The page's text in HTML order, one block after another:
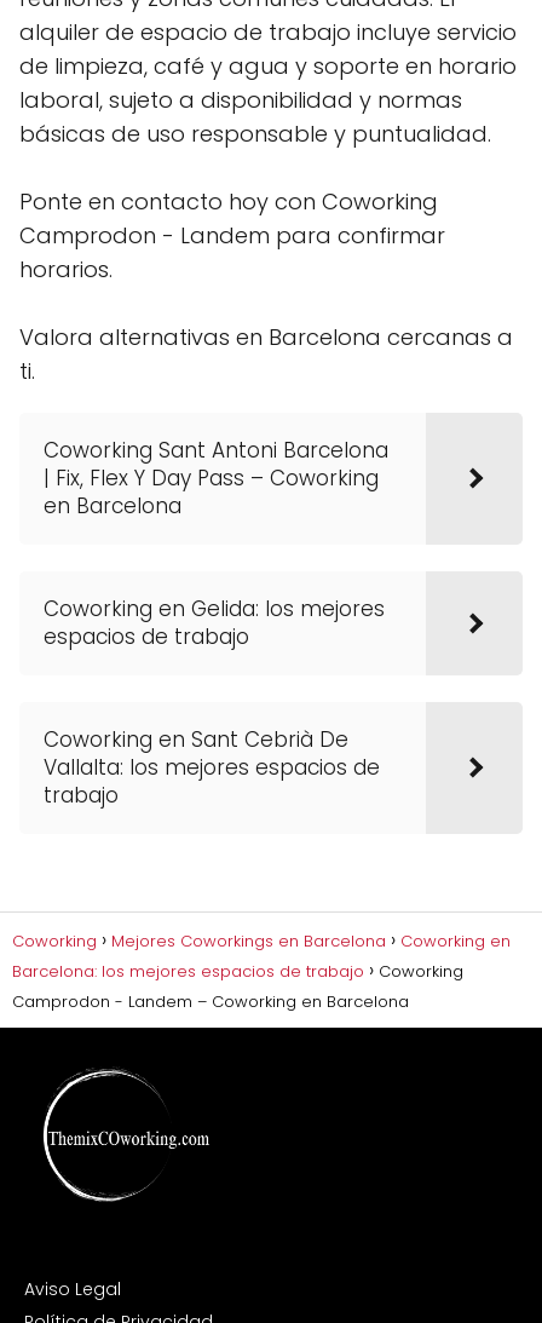
alquiler de espacio de trabajo incluye servicio
de limpieza, café y agua y soporte en horario
laboral, sujeto a disponibilidad y normas
básicas de uso responsable y puntualidad.
Ponte en contacto hoy con Coworking
Camprodon - Landem para confirmar
horarios.
Valora alternativas en Barcelona cercanas a
ti.
Coworking Sant Antoni Barcelona
| Fix, Flex Y Day Pass – Coworking
en Barcelona
Coworking en Gelida: los mejores
espacios de trabajo
Coworking en Sant Cebrià De
Vallalta: los mejores espacios de
trabajo
Coworking Mejores Coworkings en Barcelona
Coworking en
Barcelona: los mejores espacios de trabajo
Coworking
Camprodon - Landem – Coworking en Barcelona
Aviso Legal